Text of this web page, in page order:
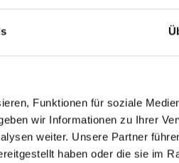
Funktionen für soziale
wir Informationen zu Ihrer
weiter. Unsere Partner
haben oder die sie im